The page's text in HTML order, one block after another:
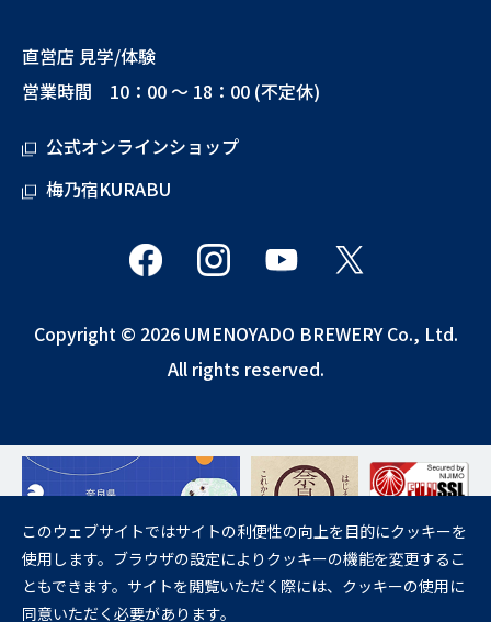
直営店 見学/体験
営業時間 10：00 ～ 18：00 (不定休)
公式オンラインショップ
梅乃宿KURABU
Copyright © 2026 UMENOYADO BREWERY Co., Ltd.
All rights reserved.
飲酒は20歳になってから。
妊娠中や授乳期の飲酒は、胎児・乳児の発育に悪影響を与えるおそれが
あります。
このウェブサイトではサイトの利便性の向上を目的にクッキーを
使用します。ブラウザの設定によりクッキーの機能を変更するこ
ともできます。サイトを閲覧いただく際には、クッキーの使用に
同意いただく必要があります。